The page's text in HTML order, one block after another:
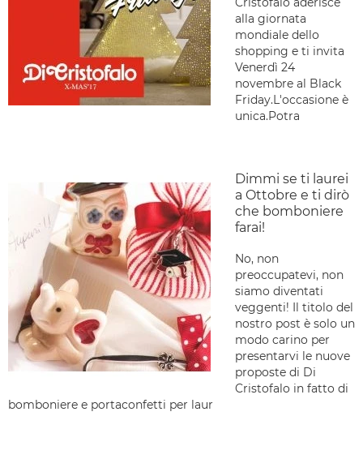
alla giornata
mondiale dello
shopping e ti invita
Venerdì 24
novembre al Black
Friday.L'occasione è
unica.Potra
Dimmi se ti laurei
a Ottobre e ti dirò
che bomboniere
farai!
No, non
preoccupatevi, non
siamo diventati
veggenti! Il titolo del
nostro post è solo un
modo carino per
presentarvi le nuove
proposte di Di
Cristofalo in fatto di
bomboniere e portaconfetti per laur